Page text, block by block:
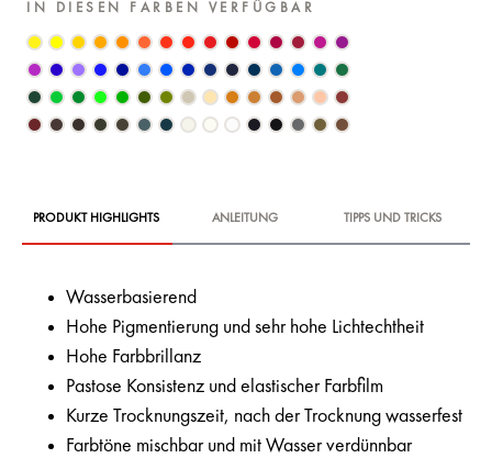
IN DIESEN FARBEN VERFÜGBAR
PRODUKT HIGHLIGHTS ANLEITUNG TIPPS UND TRICKS
Wasserbasierend
Hohe Pigmentierung und sehr hohe Lichtechtheit
Hohe Farbbrillanz
Pastose Konsistenz und elastischer Farbfilm
Kurze Trocknungszeit, nach der Trocknung wasserfest
Farbtöne mischbar und mit Wasser verdünnbar